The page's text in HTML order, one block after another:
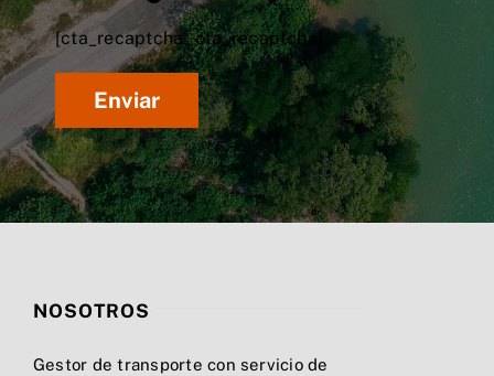
[cta_recaptcha* cta_recaptcha]
NOSOTROS
Gestor de transporte con servicio de